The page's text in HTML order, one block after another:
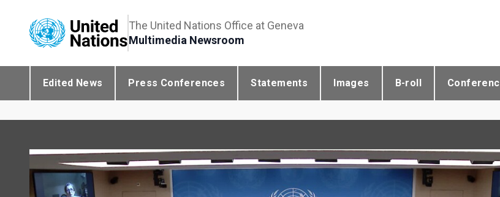
The United Nations Office at Geneva
Multimedia Newsroom
Edited News Press Conferences Statements Images B-roll